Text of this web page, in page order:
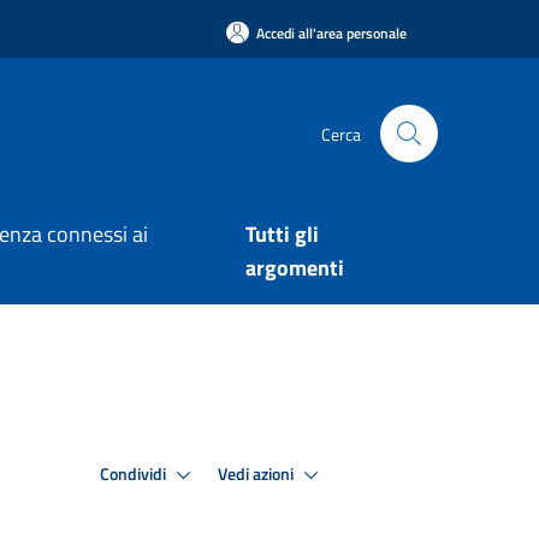
Accedi all'area personale
Cerca
connessi ai
Tutti gli
argomenti
Condividi Vedi azioni